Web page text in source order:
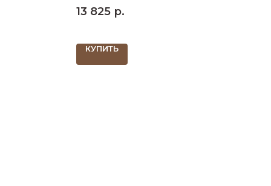
13 825 р.
КУПИТЬ